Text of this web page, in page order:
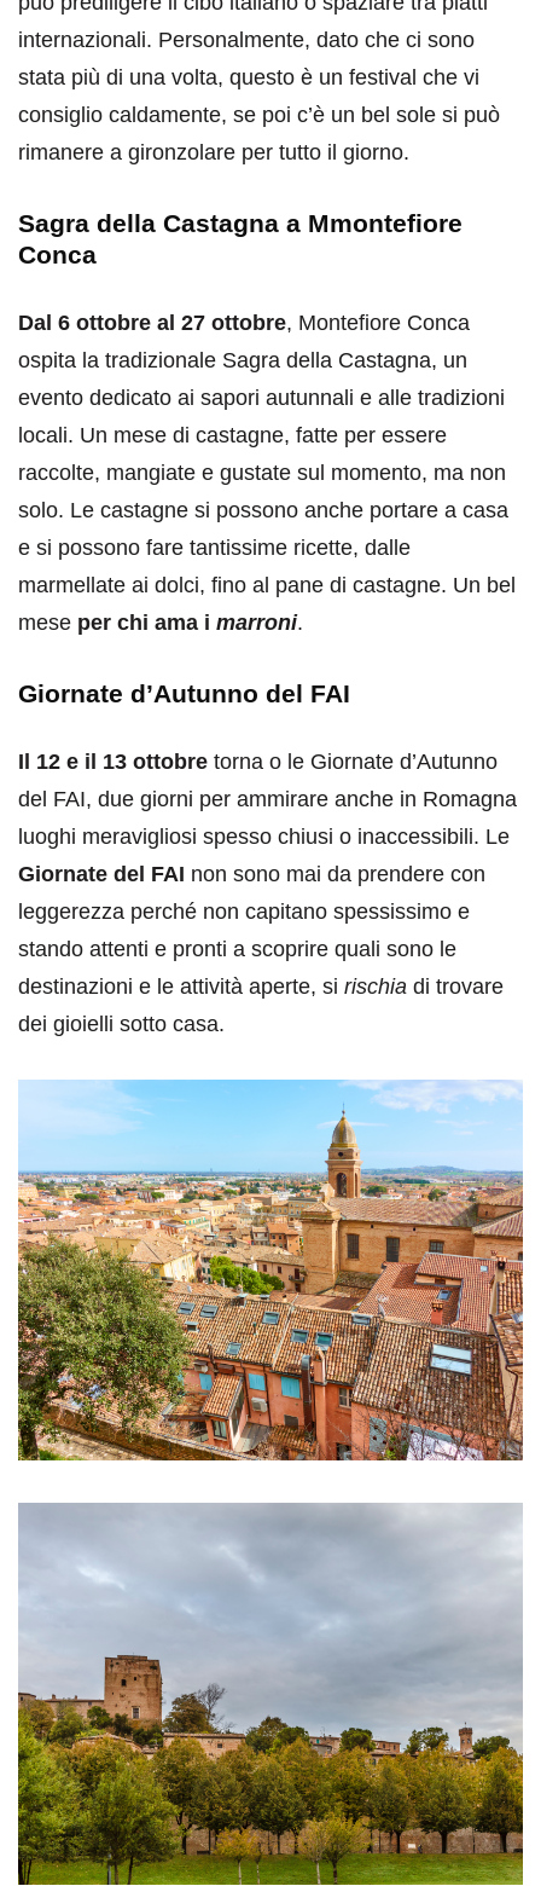
internazionali. Personalmente, dato che ci sono
stata più di una volta, questo è un festival che vi
consiglio caldamente, se poi c’è un bel sole si può
rimanere a gironzolare per tutto il giorno.
Sagra della Castagna a Mmontefiore
Conca
Dal 6 ottobre al 27 ottobre, Montefiore Conca
ospita la tradizionale Sagra della Castagna, un
evento dedicato ai sapori autunnali e alle tradizioni
locali. Un mese di castagne, fatte per essere
raccolte, mangiate e gustate sul momento, ma non
solo. Le castagne si possono anche portare a casa
e si possono fare tantissime ricette, dalle
marmellate ai dolci, fino al pane di castagne. Un bel
mese per chi ama i marroni.
Giornate d’Autunno del FAI
Il 12 e il 13 ottobre torna o le Giornate d’Autunno
del FAI, due giorni per ammirare anche in Romagna
luoghi meravigliosi spesso chiusi o inaccessibili. Le
Giornate del FAI non sono mai da prendere con
leggerezza perché non capitano spessissimo e
stando attenti e pronti a scoprire quali sono le
destinazioni e le attività aperte, si rischia di trovare
dei gioielli sotto casa.